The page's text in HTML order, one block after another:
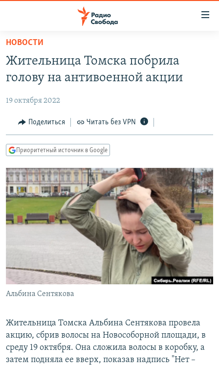
упрощенного
доступа
основному
Вернутся
главной
навигации
Вернутся
поиску
АВТОРСКИЕ ПРОЕКТЫ
ЦИТАТЫ СВОБОДЫ
МНЕНИЯ
IDEL.РЕАЛИИ
КАВКАЗ.РЕАЛИИ
СЕВЕР.РЕАЛИИ
СИБИРЬ.РЕАЛИИ
РАСПИСАНИЕ ВЕЩАНИЯ
ПОДПИШИТЕСЬ НА РАССЫЛКУ
СОЦИАЛЬНЫЕ СЕТИ
Все сайты РСЕ/РС
НОВОСТИ
Жительница Томска побрила
голову на антивоенной акции
19 октября 2022
Поделиться Читать без VPN
Приоритетный источник в Google
Альбина Сентякова
Жительница Томска Альбина Сентякова провела
акцию, сбрив волосы на Новособорной площади, в
среду 19 октября. Она сложила волосы в коробку, а
затем подняла ее вверх, показав надпись "Нет –